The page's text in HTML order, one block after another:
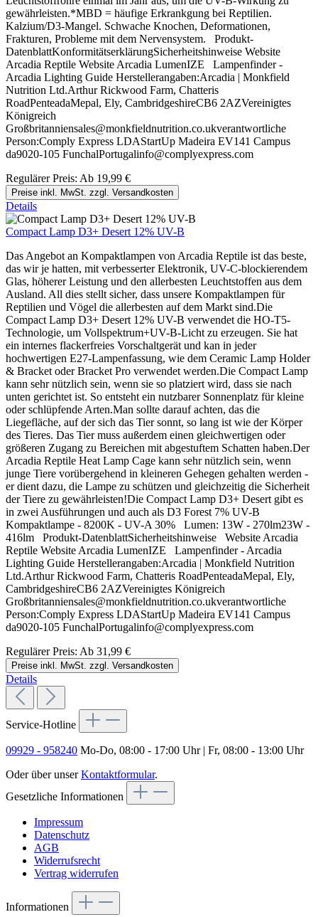
gewährleisten.*MBD = häufige Erkrankgung bei Reptilien.
Kalzium/D3-Mangel. Schwache Knochen, Deformationen,
Frakturen, Probleme mit dem Nervensystem. Produkt-
DatenblattKonformitätserklärungSicherheitshinweise Website
Arcadia Reptile Website Arcadia LumenIZE Lampenfinder -
Arcadia Lighting Guide Herstellerangaben:Arcadia | Monkfield
Nutrition Ltd.Arthur Rickwood Farm, Chatteris
RoadPenteadaMepal, Ely, CambridgeshireCB6 2AZVereinigtes
Königreich
Großbritanniensales@monkfieldnutrition.co.ukverantwortliche
Person:Comply Express LDAStartUp Madeira EV141 Campus
da9020-105 FunchalPortugalinfo@complyexpress.com
Regulärer Preis: Ab 19,99 €
Preise inkl. MwSt. zzgl. Versandkosten
Details
Compact Lamp D3+ Desert 12% UV-B
Das Angebot an Kompaktlampen von Arcadia Reptile ist das beste,
das wir je hatten, mit verbesserter Elektronik, UV-C-blockierendem
Glas, höherer Leistung und den allerbesten Leuchtstoffen aus dem
Ausland. All dies stellt sicher, dass unsere Kompaktlampen für
Reptilien und Vögel die allerbesten auf dem Markt sind.Die
Compact Lamp D3+ Desert 12% UV-B verwendet die HO-T5-
Technologie, um Vollspektrum+UV-B-Licht zu erzeugen. Sie hat
ein internes flackerfreies Vorschaltgerät und kan in jeder
hochwertigen E27-Lampenfassung, wie dem Ceramic Lamp Holder
& Bracket oder Bracket Pro verwendet werden.Die Compact Lamp
kann sehr nützlich sein, wenn sie so platziert wird, dass sie nach
unten gerichtet ist. So entsteht ein nutzbarer Sonnenplatz für kleine
oder schlüpfende Arten.Man sollte darauf achten, das die
Liegefläche, auf der sich das Tier sonnt, so lang ist wie der Körper
des Tieres. Das Tier muss außerdem einen gleichwertigen oder
größeren Zugang zu Bereichen mit abgestuftem Schatten haben.Der
Arcadia Reptile Heat Lamp Cage kann sehr nützlich sein, wenn
junge Tiere vorübergehend in kleineren Gehegen gehalten werden -
er dient dazu, die Lampe zu schützen und gleichzeitig die Sicherheit
der Tiere zu gewährleisten!Die Compact Lamp D3+ Desert gibt es
in zwei Ausführungen und auch als D3 Forest 7% UV-B
Kompaktlampe - 8200K - UV-A 30% Lumen: 13W - 270lm23W -
416lm Produkt-DatenblattSicherheitshinweise Website Arcadia
Reptile Website Arcadia LumenIZE Lampenfinder - Arcadia
Lighting Guide Herstellerangaben:Arcadia | Monkfield Nutrition
Ltd.Arthur Rickwood Farm, Chatteris RoadPenteadaMepal, Ely,
CambridgeshireCB6 2AZVereinigtes Königreich
Großbritanniensales@monkfieldnutrition.co.ukverantwortliche
Person:Comply Express LDAStartUp Madeira EV141 Campus
da9020-105 FunchalPortugalinfo@complyexpress.com
Regulärer Preis: Ab 31,99 €
Preise inkl. MwSt. zzgl. Versandkosten
Details
Service-Hotline
09929 - 958240 Mo-Do, 08:00 - 17:00 Uhr | Fr, 08:00 - 13:00 Uhr
Oder über unserKontaktformular.
Gesetzliche Informationen
Impressum
Datenschutz
AGB
Widerrufsrecht
Vertrag widerrufen
Informationen